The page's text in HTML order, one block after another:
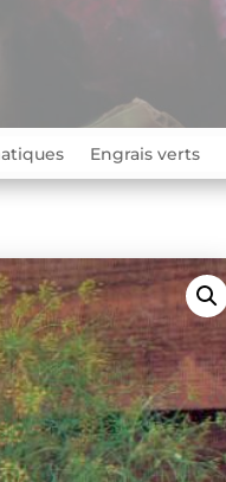
Engrais verts